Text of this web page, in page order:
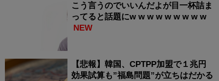
こう言うのでいいんだよが目一杯詰ま
ってると話題にw w w w w w w w w
NEW
【悲報】韓国、CPTPP加盟で１兆円
効果試算も”福島問題”が立ちはだかる